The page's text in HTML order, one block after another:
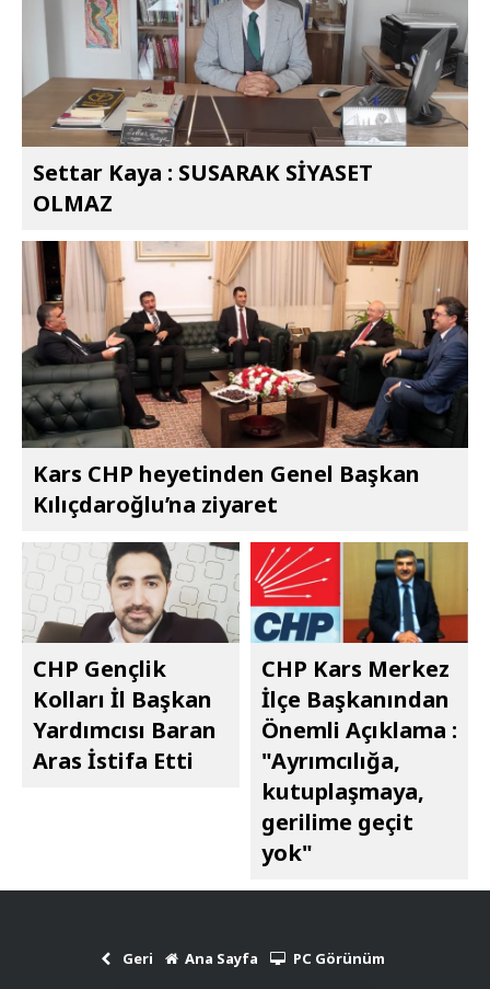
Settar Kaya : SUSARAK SİYASET
OLMAZ
Kars CHP heyetinden Genel Başkan
Kılıçdaroğlu’na ziyaret
CHP Gençlik
Kolları İl Başkan
Yardımcısı Baran
Aras İstifa Etti
CHP Kars Merkez
İlçe Başkanından
Önemli Açıklama :
"Ayrımcılığa,
kutuplaşmaya,
gerilime geçit
yok"
Geri Ana Sayfa
PC Görünüm